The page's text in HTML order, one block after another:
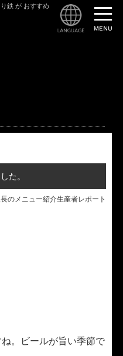
鉄 が おすすめ
た。
のメニュー紹介生産者レポート
。ビールが旨い季節で